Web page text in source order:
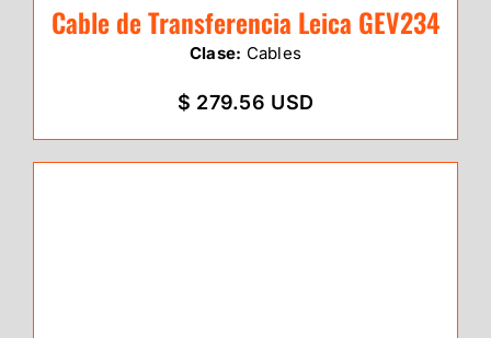
Cable de Transferencia Leica GEV234
Clase: Cables
$ 279.56 USD